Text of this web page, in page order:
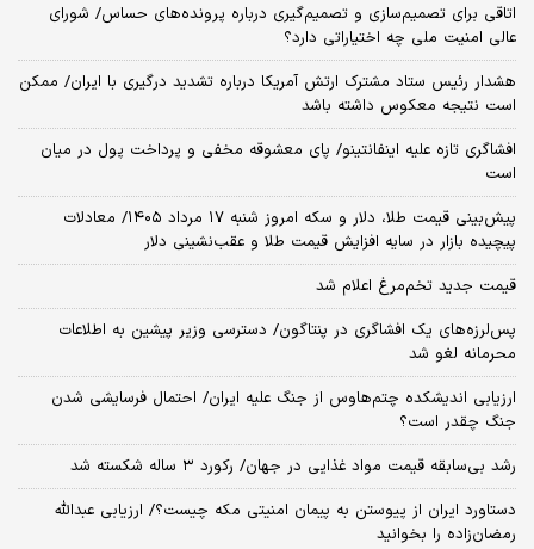
اتاقی برای تصمیم‌سازی و تصمیم‌گیری درباره پرونده‌های حساس/ شورای
عالی امنیت ملی چه اختیاراتی دارد؟
هشدار رئیس ستاد مشترک ارتش آمریکا درباره تشدید درگیری با ایران/ ممکن
است نتیجه معکوس داشته باشد
افشاگری تازه علیه اینفانتینو/ پای معشوقه مخفی و پرداخت پول در میان
است
پیش‌بینی قیمت طلا، دلار و سکه امروز شنبه ۱۷ مرداد ۱۴۰۵/ معادلات
پیچیده بازار در سایه افزایش قیمت طلا و عقب‌نشینی دلار
قیمت جدید تخم‌مرغ اعلام شد
پس‌لرزه‌های یک افشاگری در پنتاگون/ دسترسی وزیر پیشین به اطلاعات
محرمانه لغو شد
ارزیابی اندیشکده چتم‌هاوس از جنگ علیه ایران/ احتمال فرسایشی شدن
جنگ چقدر است؟
رشد بی‌سابقه قیمت مواد غذایی در جهان/ رکورد ۳ ساله شکسته شد
دستاورد ایران از پیوستن به پیمان امنیتی مکه چیست؟/ ارزیابی عبدالله
رمضان‌زاده را بخوانید